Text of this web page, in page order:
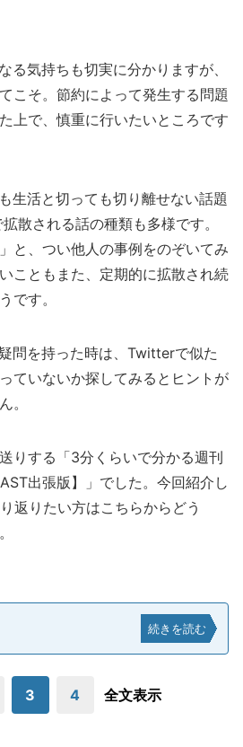
る気持ちも切実に分かりますが、
こそ。節約によって発生する問題
上で、慎重に行いたいところです
生活と切っても切り離せない話題
散される話の種類も多様です。
と、つい他人の事例をのぞいてみ
こともまた、定期的に拡散され続
です。
問を持った時は、Twitterで似た
ていないか探してみるとヒントが
。
りする「3分くらいで分かる週刊
出張版】」でした。今回紹介し
返りたい方はこちらからどう
続きを読む
3 4 全文表示